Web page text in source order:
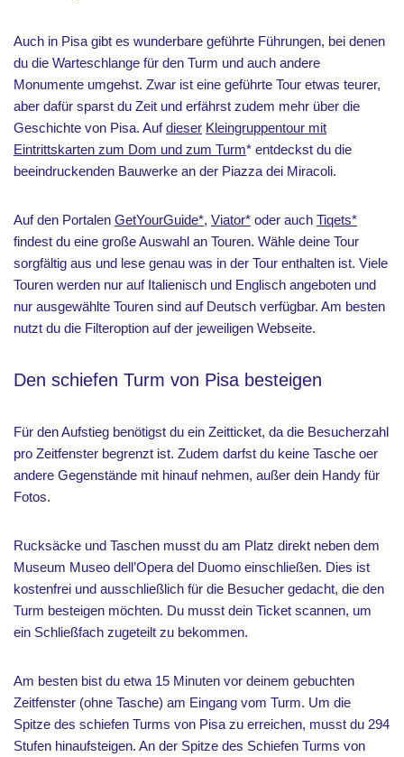
Auch in Pisa gibt es wunderbare geführte Führungen, bei denen
du die Warteschlange für den Turm und auch andere
Monumente umgehst. Zwar ist eine geführte Tour etwas teurer,
aber dafür sparst du Zeit und erfährst zudem mehr über die
Geschichte von Pisa. Aufdieser Kleingruppentour mit
Eintrittskarten zum Dom und zum Turm* entdeckst du die
beeindruckenden Bauwerke an der Piazza dei Miracoli.
Auf den Portalen GetYourGuide*, Viator* oder auch Tiqets*
findest du eine große Auswahl an Touren. Wähle deine Tour
sorgfältig aus und lese genau was in der Tour enthalten ist. Viele
Touren werden nur auf Italienisch und Englisch angeboten und
nur ausgewählte Touren sind auf Deutsch verfügbar. Am besten
nutzt du die Filteroption auf der jeweiligen Webseite.
Den schiefen Turm von Pisa besteigen
Für den Aufstieg benötigst du ein Zeitticket, da die Besucherzahl
pro Zeitfenster begrenzt ist. Zudem darfst du keine Tasche oer
andere Gegenstände mit hinauf nehmen, außer dein Handy für
Fotos.
Rucksäcke und Taschen musst du am Platz direkt neben dem
Museum Museo dell’Opera del Duomo einschließen. Dies ist
kostenfrei und ausschließlich für die Besucher gedacht, die den
Turm besteigen möchten. Du musst dein Ticket scannen, um
ein Schließfach zugeteilt zu bekommen.
Am besten bist du etwa 15 Minuten vor deinem gebuchten
Zeitfenster (ohne Tasche) am Eingang vom Turm. Um die
Spitze des schiefen Turms von Pisa zu erreichen, musst du 294
Stufen hinaufsteigen. An der Spitze des Schiefen Turms von